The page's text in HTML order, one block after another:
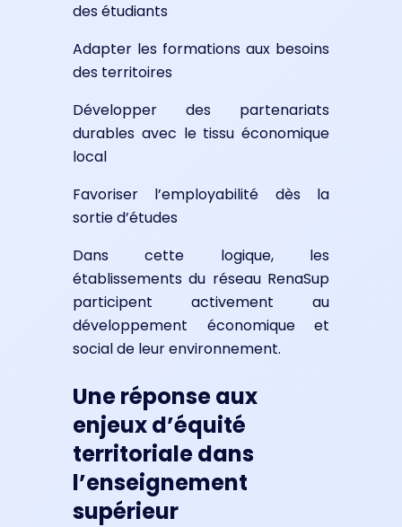
des étudiants
Adapter les formations aux besoins
des territoires
Développer des partenariats
durables avec le tissu économique
local
Favoriser l’employabilité dès la
sortie d’études
Dans cette logique, les
établissements du réseau RenaSup
participent activement au
développement économique et
social de leur environnement.
Une réponse aux
enjeux d’équité
territoriale dans
l’enseignement
supérieur